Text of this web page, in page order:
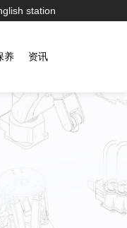
station
养 资讯